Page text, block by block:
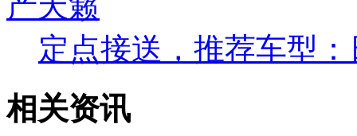
定点接送，推荐车型：
相关资讯